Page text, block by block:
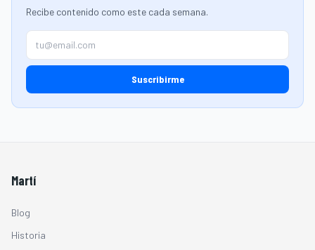
Recibe contenido como este cada semana.
Suscribirme
Martí
Blog
Historia